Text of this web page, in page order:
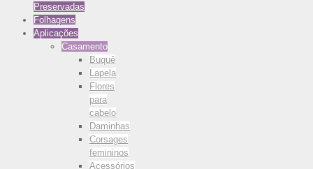
Preservadas
Folhagens
Aplicações
Casamento
Buquê
Lapela
Flores
para
cabelo
Daminhas
Corsages
femininos
Acessórios